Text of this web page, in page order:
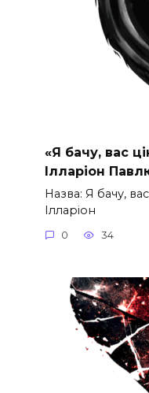
«Я бачу, вас
Ілларіон
Назва: Я бачу,
Ілларіон
0 34